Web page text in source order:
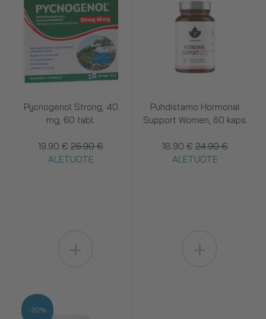
Pycnogenol Strong, 40
mg, 60 tabl.
19.90 € 26.90 €
ALETUOTE
Puhdistamo Hormonal
Support Women, 60 kaps.
18.90 € 24.90 €
ALETUOTE
-20%